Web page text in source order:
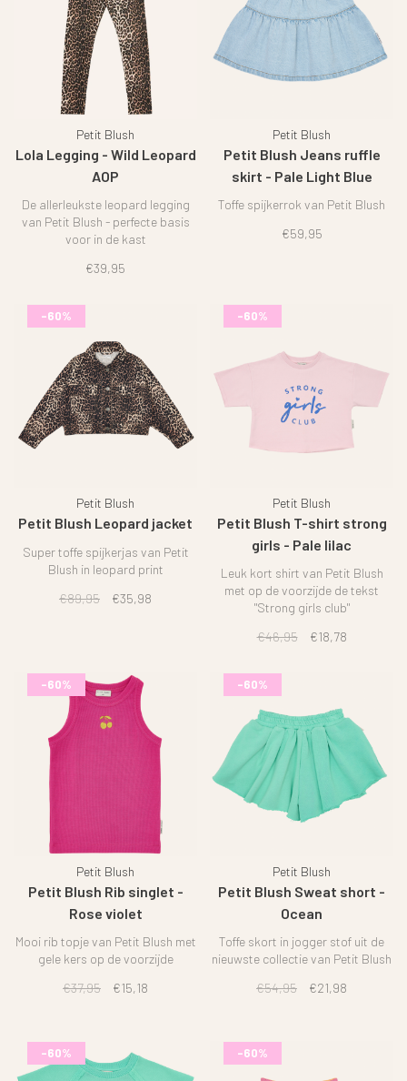
Petit Blush
Lola Legging - Wild Leopard
AOP
De allerleukste leopard legging
van Petit Blush - perfecte basis
voor in de kast
€39,95
Petit Blush
Petit Blush Jeans ruffle
skirt - Pale Light Blue
Toffe spijkerrok van Petit Blush
€59,95
-60%
Petit Blush
Petit Blush Leopard jacket
Super toffe spijkerjas van Petit
Blush in leopard print
€89,95
€35,98
-60%
Petit Blush
Petit Blush T-shirt strong
girls - Pale lilac
Leuk kort shirt van Petit Blush
met op de voorzijde de tekst
"Strong girls club"
€46,95
€18,78
-60%
Petit Blush
Petit Blush Rib singlet -
Rose violet
Mooi rib topje van Petit Blush met
gele kers op de voorzijde
€37,95
€15,18
-60%
Petit Blush
Petit Blush Sweat short -
Ocean
Toffe skort in jogger stof uit de
nieuwste collectie van Petit Blush
€54,95
€21,98
-60% -60%